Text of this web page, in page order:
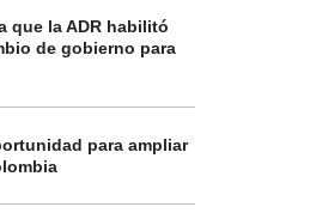
que la ADR habilitó
de gobierno para
para ampliar